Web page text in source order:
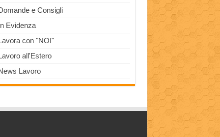
e Consigli
Evidenza
con "NOI"
all'Estero
Lavoro